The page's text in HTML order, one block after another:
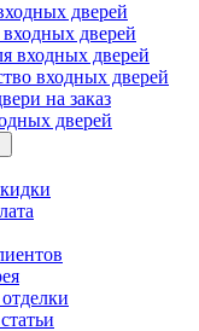
дверей
входных дверей
входных дверей
входных дверей
на заказ
дверей